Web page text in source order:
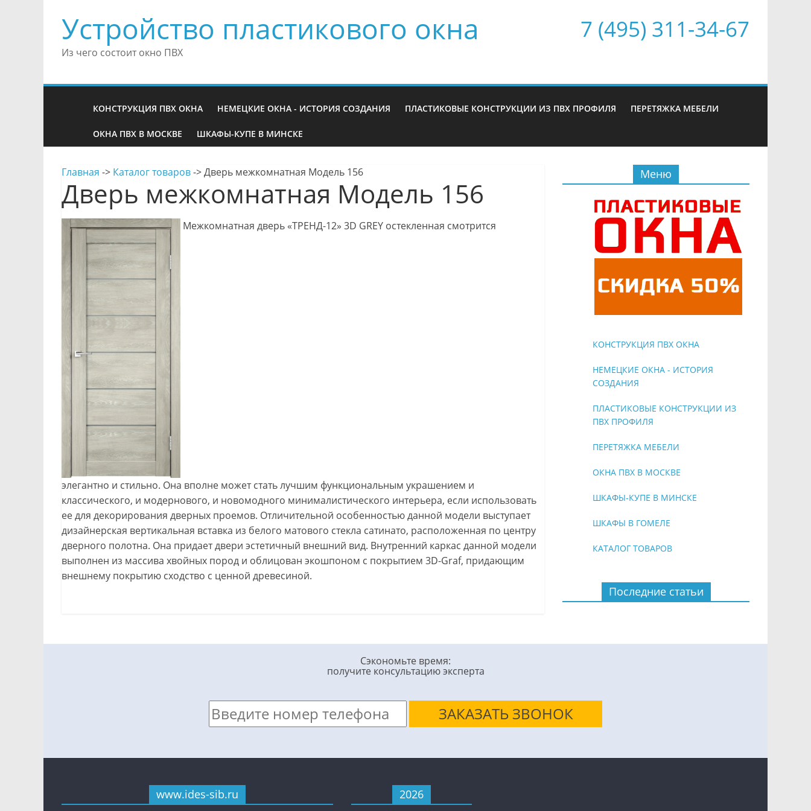
Устройство пластикового окна
Из чего состоит окно ПВХ
7 (495) 311-34-67
КОНСТРУКЦИЯ ПВХ ОКНА НЕМЕЦКИЕ ОКНА - ИСТОРИЯ СОЗДАНИЯ ПЛАСТИКОВЫЕ КОНСТРУКЦИИ ИЗ ПВХ ПРОФИЛЯ ПЕРЕТЯЖКА МЕБЕЛИ
ОКНА ПВХ В МОСКВЕ ШКАФЫ-КУПЕ В МИНСКЕ
Главная -> Каталог товаров->Дверь межкомнатная Модель 156
Дверь межкомнатная Модель 156
Межкомнатная дверь «ТРЕНД-12» 3D GREY остекленная смотрится
элегантно и стильно. Она вполне может стать лучшим функциональным украшением и
классического, и модернового, и новомодного минималистического интерьера, если использовать
ее для декорирования дверных проемов. Отличительной особенностью данной модели выступает
дизайнерская вертикальная вставка из белого матового стекла сатинато, расположенная по центру
дверного полотна. Она придает двери эстетичный внешний вид. Внутренний каркас данной модели
выполнен из массива хвойных пород и облицован экошпоном с покрытием 3D-Graf, придающим
внешнему покрытию сходство с ценной древесиной.
Меню
КОНСТРУКЦИЯ ПВХ ОКНА
НЕМЕЦКИЕ ОКНА - ИСТОРИЯ
СОЗДАНИЯ
ПЛАСТИКОВЫЕ КОНСТРУКЦИИ ИЗ
ПВХ ПРОФИЛЯ
ПЕРЕТЯЖКА МЕБЕЛИ
ОКНА ПВХ В МОСКВЕ
ШКАФЫ-КУПЕ В МИНСКЕ
ШКАФЫ В ГОМЕЛЕ
КАТАЛОГ ТОВАРОВ
Последние статьи
Сэкономьте время:
получите консультацию эксперта
www.ides-sib.ru 2026